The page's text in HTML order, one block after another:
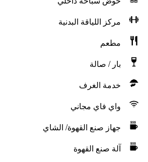
مركز اللياقة البدنية
مطعم
بار / صالة
خدمة الغرف
واي فاي مجاني
جهاز صنع القهوة/ الشاي
آلة صنع القهوة